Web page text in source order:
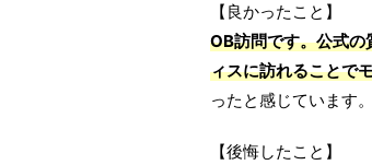
【良かったこと】
OB訪問です。公式
ィスに訪れることで
ったと感じています。
【後悔したこと】